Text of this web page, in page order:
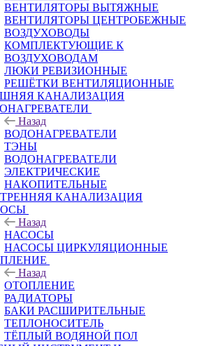
ВЕНТИЛЯТОРЫ ВЫТЯЖНЫЕ
ВЕНТИЛЯТОРЫ ЦЕНТРОБЕЖНЫЕ
ВОЗДУХОВОДЫ
КОМПЛЕКТУЮЩИЕ К
ВОЗДУХОВОДАМ
ЛЮКИ РЕВИЗИОННЫЕ
РЕШЁТКИ ВЕНТИЛЯЦИОННЫЕ
КАНАЛИЗАЦИЯ
Назад
ВОДОНАГРЕВАТЕЛИ
ТЭНЫ
ВОДОНАГРЕВАТЕЛИ
ЭЛЕКТРИЧЕСКИЕ
НАКОПИТЕЛЬНЫЕ
КАНАЛИЗАЦИЯ
Назад
НАСОСЫ
НАСОСЫ ЦИРКУЛЯЦИОННЫЕ
Назад
ОТОПЛЕНИЕ
РАДИАТОРЫ
БАКИ РАСШИРИТЕЛЬНЫЕ
ТЕПЛОНОСИТЕЛЬ
ТЁПЛЫЙ ВОДЯНОЙ ПОЛ